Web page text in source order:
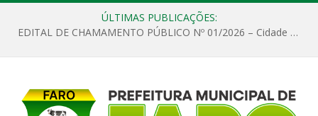
ÚLTIMAS PUBLICAÇÕES:
EDITAL DE CHAMAMENTO PÚBLICO Nº 01/2026 – Cidade de Faro